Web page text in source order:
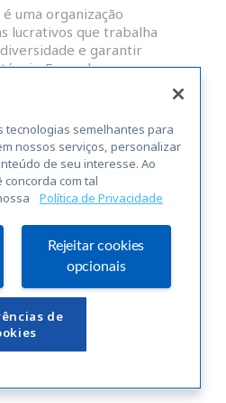
uma organização
lucrativos que trabalha
e garantir
Fazendas,
e OP que atendam às
RAS para a
elegíveis para uma licença
Alliance
Seguinte »
tecnologias semelhantes para
nossos serviços, personalizar
de seu interesse. Ao
com tal
Política de Privacidade
Rejeitar cookies
opcionais
de